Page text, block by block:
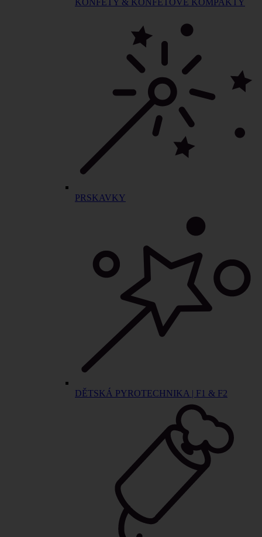
KONFETY & KONFETOVÉ KOMPAKTY
PRSKAVKY
DĚTSKÁ PYROTECHNIKA | F1 & F2